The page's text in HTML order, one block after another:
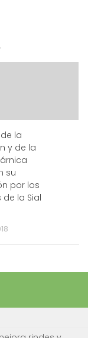
la
y de la
su
por los
la Sial